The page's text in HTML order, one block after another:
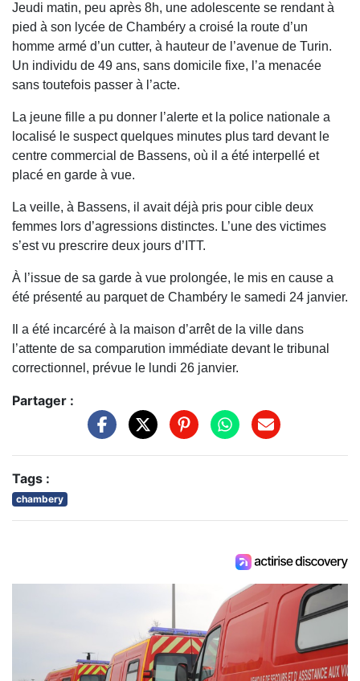
Jeudi matin, peu après 8h, une adolescente se rendant à
pied à son lycée de Chambéry a croisé la route d’un
homme armé d’un cutter, à hauteur de l’avenue de Turin.
Un individu de 49 ans, sans domicile fixe, l’a menacée
sans toutefois passer à l’acte.
La jeune fille a pu donner l’alerte et la police nationale a
localisé le suspect quelques minutes plus tard devant le
centre commercial de Bassens, où il a été interpellé et
placé en garde à vue.
La veille, à Bassens, il avait déjà pris pour cible deux
femmes lors d’agressions distinctes. L’une des victimes
s’est vu prescrire deux jours d’ITT.
À l’issue de sa garde à vue prolongée, le mis en cause a
été présenté au parquet de Chambéry le samedi 24 janvier.
Il a été incarcéré à la maison d’arrêt de la ville dans
l’attente de sa comparution immédiate devant le tribunal
correctionnel, prévue le lundi 26 janvier.
Partager :
Tags :
chambery